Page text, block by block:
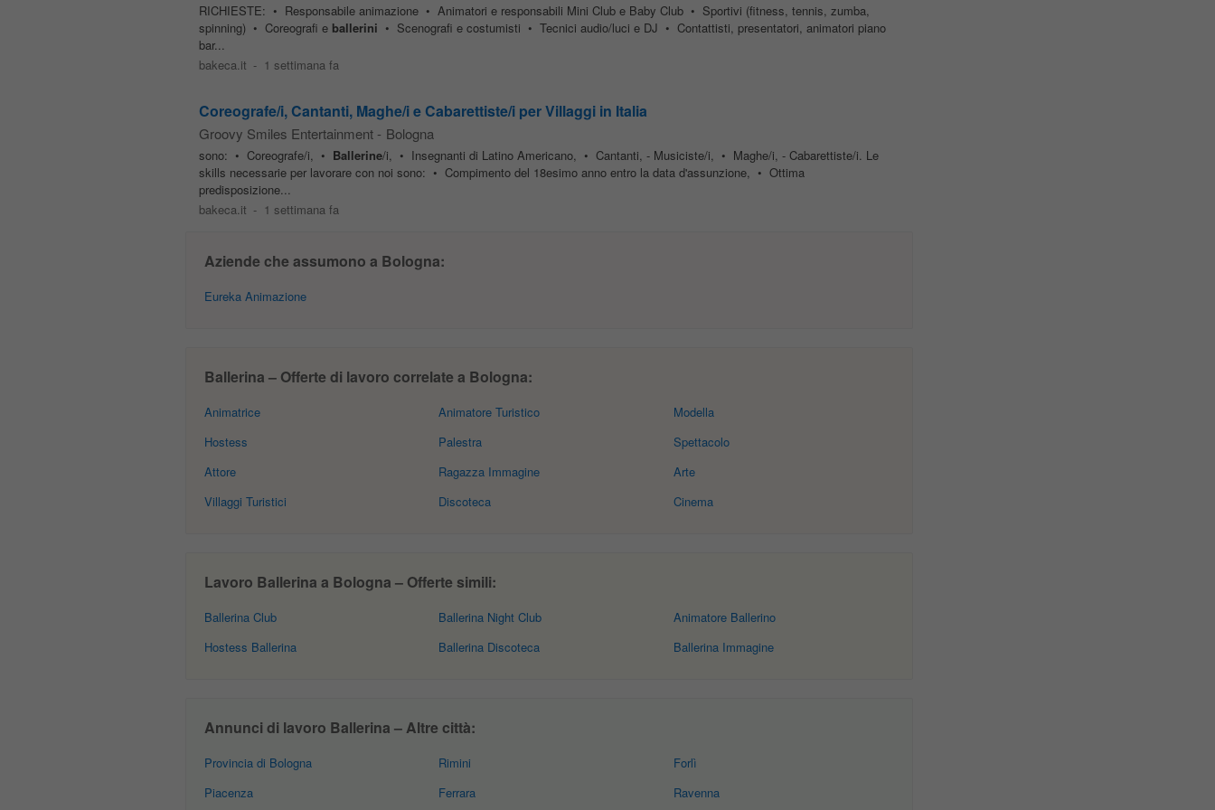
RICHIESTE: • Responsabile animazione • Animatori e responsabili Mini Club e Baby Club • Sportivi (fitness, tennis, zumba,
spinning) • Coreografi e ballerini • Scenografi e costumisti • Tecnici audio/luci e DJ • Contattisti, presentatori, animatori piano
bar...
bakeca.it - 1 settimana fa
Coreografe/i, Cantanti, Maghe/i e Cabarettiste/i per Villaggi in Italia
Groovy Smiles Entertainment - Bologna
sono: • Coreografe/i, • Ballerine/i, • Insegnanti di Latino Americano, • Cantanti, - Musiciste/i, • Maghe/i, - Cabarettiste/i. Le
skills necessarie per lavorare con noi sono: • Compimento del 18esimo anno entro la data d'assunzione, • Ottima
predisposizione...
bakeca.it - 1 settimana fa
Aziende che assumono a Bologna:
Eureka Animazione
Ballerina – Offerte di lavoro correlate a Bologna:
Animatrice
Hostess
Attore
Villaggi Turistici
Animatore Turistico
Palestra
Ragazza Immagine
Discoteca
Modella
Spettacolo
Arte
Cinema
Lavoro Ballerina a Bologna – Offerte simili:
Ballerina Club
Hostess Ballerina
Ballerina Night Club
Ballerina Discoteca
Animatore Ballerino
Ballerina Immagine
Annunci di lavoro Ballerina – Altre città:
Provincia di Bologna
Piacenza
Rimini
Ferrara
Forlì
Ravenna